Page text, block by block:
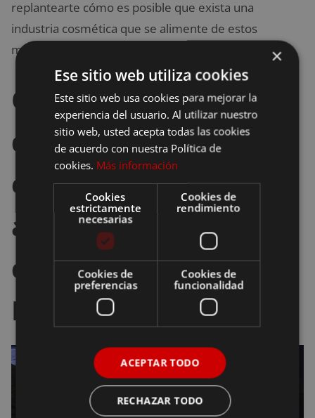
replantearte cómo es posible que exista una
industria cosmética que se alimente de estos
mineros.
Consejos para
disfrutar de la
experencia de
ascender y
contemplar el volcán
Kawah Ijen
×
Ese sitio web utiliza cookies
Este sitio web usa cookies para mejorar la
experiencia del usuario. Al utilizar nuestro
sitio web, usted acepta todas las cookies
de acuerdo con nuestra Política de
cookies. Más información
Cookies
estrictamente
necesarias
Cookies de
rendimiento
Cookies de
preferencias
Cookies de
funcionalidad
ACEPTAR TODO
RECHAZAR TODO